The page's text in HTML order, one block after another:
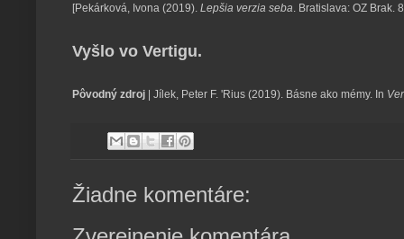
[Pekárková, Ivona (2019). Lepšia verzia seba . Bratislava: OZ
Vyšlo vo Vertigu.
Pôvodný zdroj | Jílek, Peter F. 'Rius (2019). Básne ako mémy. In
Žiadne komentáre: